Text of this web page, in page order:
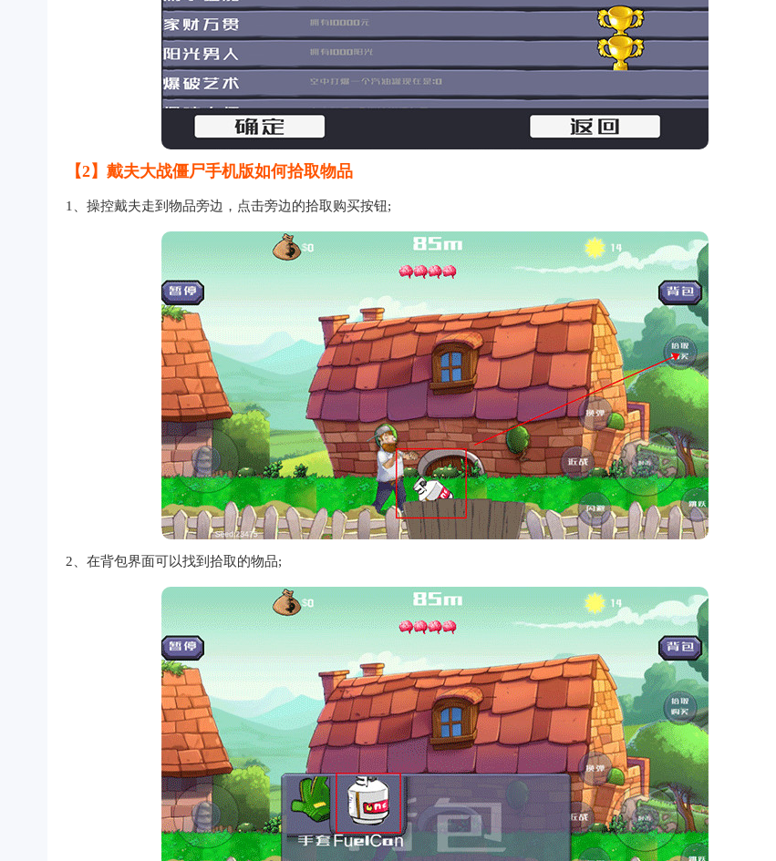
【2】戴夫大战僵尸手机版如何拾取物品
1、操控戴夫走到物品旁边，点击旁边的拾取购买按钮;
2、在背包界面可以找到拾取的物品;